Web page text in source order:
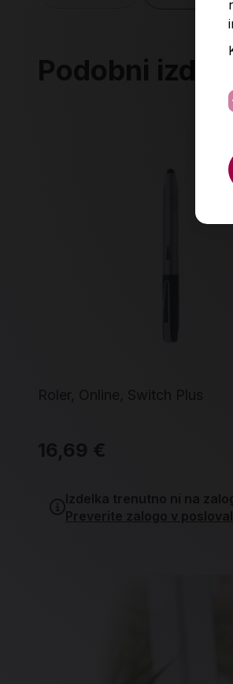
Podobni izdelki
Roler, Online, Switch Plus
16,69 €
Izdelka trenutno ni na
Preverite zalogo v